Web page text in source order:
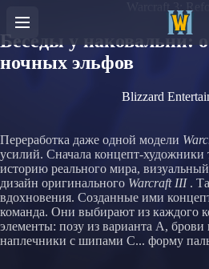
Беседы у наковальни:
ночных эльфов
Blizzard
Переработка даже одной модели
усилий. Сначала концепт-художники
историю реального мира,
дизайн оригинального Warcraft III.
вдохновения. Созданные ими
команда. Они выбирают из каждого
элементы: позу из варианта A, брови
наплечники с шипами C... форму